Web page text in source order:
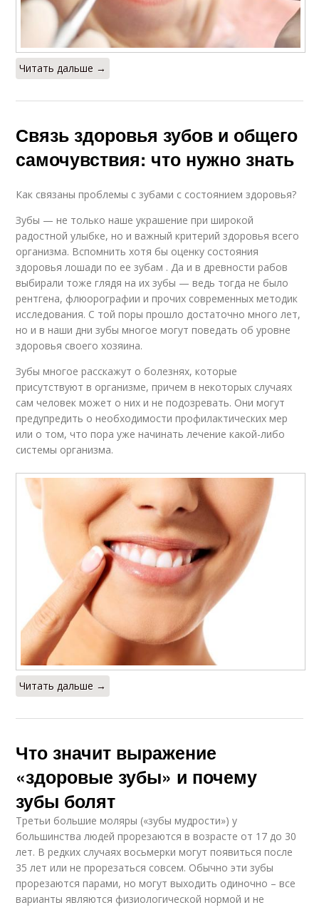
Читать дальше →
Связь здоровья зубов и общего
самочувствия: что нужно знать
Как связаны проблемы с зубами с состоянием здоровья?
Зубы — не только наше украшение при широкой
радостной улыбке, но и важный критерий здоровья всего
организма. Вспомнить хотя бы оценку состояния
здоровья лошади по ее зубам . Да и в древности рабов
выбирали тоже глядя на их зубы — ведь тогда не было
рентгена, флюорографии и прочих современных методик
исследования. С той поры прошло достаточно много лет,
но и в наши дни зубы многое могут поведать об уровне
здоровья своего хозяина.
Зубы многое расскажут о болезнях, которые
присутствуют в организме, причем в некоторых случаях
сам человек может о них и не подозревать. Они могут
предупредить о необходимости профилактических мер
или о том, что пора уже начинать лечение какой-либо
системы организма.
Читать дальше →
Что значит выражение
«здоровые зубы» и почему
зубы болят
Третьи большие моляры («зубы мудрости») у
большинства людей прорезаются в возрасте от 17 до 30
лет. В редких случаях восьмерки могут появиться после
35 лет или не прорезаться совсем. Обычно эти зубы
прорезаются парами, но могут выходить одиночно – все
варианты являются физиологической нормой и не